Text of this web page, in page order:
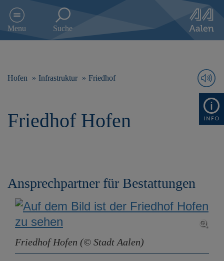
e
Menu Suche
Hofen Infrastruktur Friedhof
Friedhof Hofen
Ansprechpartner für Bestattungen
Friedhof Hofen (© Stadt Aalen)